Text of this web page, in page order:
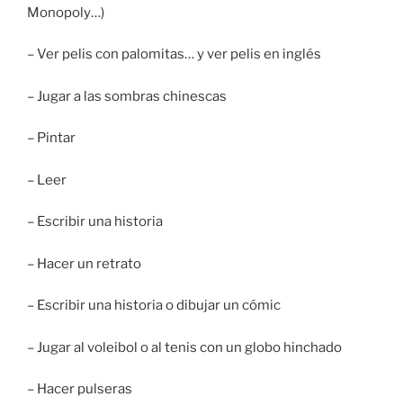
Monopoly…)
– Ver pelis con palomitas… y ver pelis en inglés
– Jugar a las sombras chinescas
– Pintar
– Leer
– Escribir una historia
– Hacer un retrato
– Escribir una historia o dibujar un cómic
– Jugar al voleibol o al tenis con un globo hinchado
– Hacer pulseras